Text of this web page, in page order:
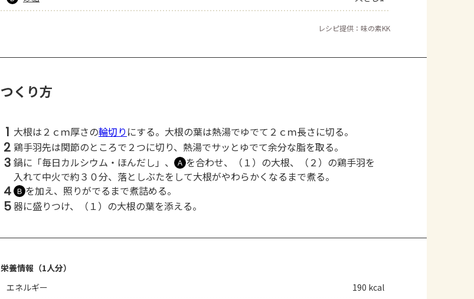
レシピ提供：味の素KK
つくり方
1 大根は２ｃｍ厚さの輪切り にする。大根の葉は熱湯でゆでて２ｃｍ長さに切る。
2 鶏手羽先は関節のところで２つに切り、熱湯でサッとゆでて余分な脂を取る。
3 鍋に「毎日カルシウム・ほんだし」、 Ａ を合わせ、（１）の大根、（２）の鶏手羽を
入れて中火で約３０分、落としぶたをして大根がやわらかくなるまで煮る。
4 Ｂ を加え、照りがでるまで煮詰める。
5器に盛りつけ、（１）の大根の葉を添える。
栄養情報（1人分）
エネルギー
190 kcal